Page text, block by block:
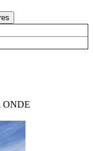
ONDE